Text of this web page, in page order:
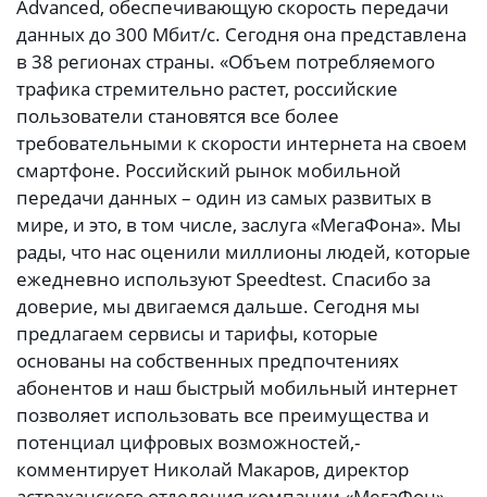
Advanced, обеспечивающую скорость передачи
данных до 300 Мбит/с. Сегодня она представлена
в 38 регионах страны. «Объем потребляемого
трафика стремительно растет, российские
пользователи становятся все более
требовательными к скорости интернета на своем
смартфоне. Российский рынок мобильной
передачи данных – один из самых развитых в
мире, и это, в том числе, заслуга «МегаФона». Мы
рады, что нас оценили миллионы людей, которые
ежедневно используют Speedtest. Спасибо за
доверие, мы двигаемся дальше. Сегодня мы
предлагаем сервисы и тарифы, которые
основаны на собственных предпочтениях
абонентов и наш быстрый мобильный интернет
позволяет использовать все преимущества и
потенциал цифровых возможностей,-
комментирует Николай Макаров, директор